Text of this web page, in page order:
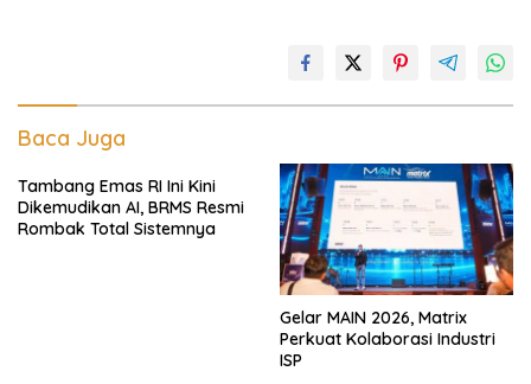
Baca Juga
Tambang Emas RI Ini Kini
Dikemudikan AI, BRMS Resmi
Rombak Total Sistemnya
Gelar MAIN 2026, Matrix
Perkuat Kolaborasi Industri
ISP